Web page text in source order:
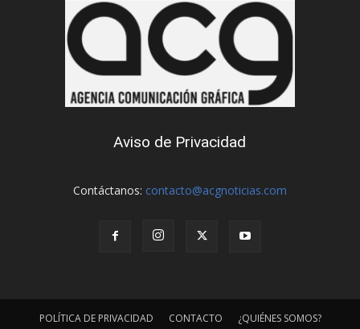
Aviso de Privacidad
Contáctanos: contacto@acgnoticias.com
POLÍTICA DE PRIVACIDAD CONTACTO ¿QUIÉNES SOMOS?